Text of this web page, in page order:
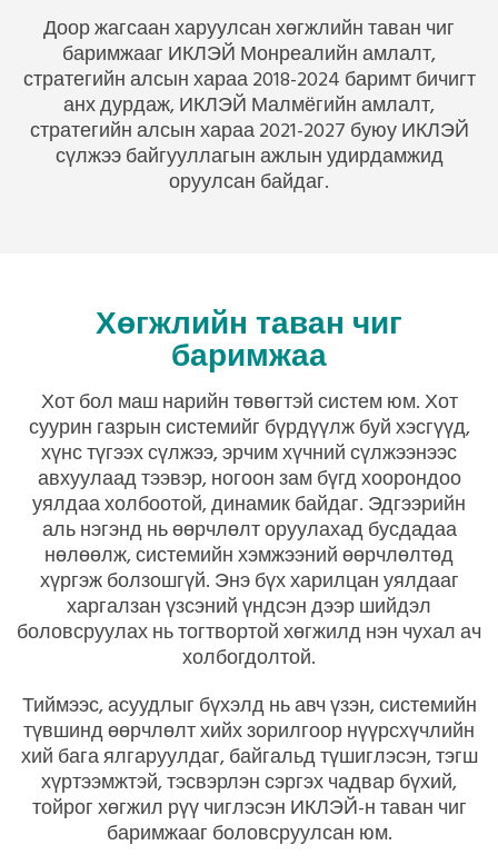
Доор жагсаан харуулсан хөгжлийн таван чиг
баримжааг ИКЛЭЙ Монреалийн амлалт,
стратегийн алсын хараа 2018-2024 баримт бичигт
анх дурдаж, ИКЛЭЙ Малмёгийн амлалт,
стратегийн алсын хараа 2021-2027 буюу ИКЛЭЙ
сүлжээ байгууллагын ажлын удирдамжид
оруулсан байдаг.
Хөгжлийн таван чиг
баримжаа
Хот бол маш нарийн төвөгтэй систем юм. Хот
суурин газрын системийг бүрдүүлж буй хэсгүүд,
хүнс түгээх сүлжээ, эрчим хүчний сүлжээнээс
авхуулаад тээвэр, ногоон зам бүгд хоорондоо
уялдаа холбоотой, динамик байдаг. Эдгээрийн
аль нэгэнд нь өөрчлөлт оруулахад бусдадаа
нөлөөлж, системийн хэмжээний өөрчлөлтөд
хүргэж болзошгүй. Энэ бүх харилцан уялдааг
харгалзан үзсэний үндсэн дээр шийдэл
боловсруулах нь тогтвортой хөгжилд нэн чухал ач
холбогдолтой.
Тиймээс, асуудлыг бүхэлд нь авч үзэн, системийн
түвшинд өөрчлөлт хийх зорилгоор нүүрсхүчлийн
хий бага ялгаруулдаг, байгальд түшиглэсэн, тэгш
хүртээмжтэй, тэсвэрлэн сэргэх чадвар бүхий,
тойрог хөгжил рүү чиглэсэн ИКЛЭЙ-н таван чиг
баримжааг боловсруулсан юм.